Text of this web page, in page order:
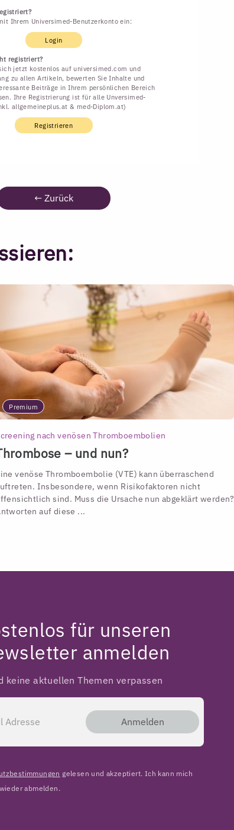
Ihrem Universimed-Benutzerkonto ein:
Login
registriert?
jetzt kostenlos auf universimed.com und
zu allen Artikeln, bewerten Sie Inhalte und
Beiträge in Ihrem persönlichen Bereich
Ihre Registrierung ist für alle Unversimed-
allgemeineplus.at & med-Diplom.at)
Registrieren
← Zurück
Premium
nach venösen Thromboembolien
– und nun?
venöse Thromboembolie (VTE) kann überraschend
Insbesondere, wenn Risikofaktoren nicht
sind. Muss die Ursache nun abgeklärt werden?
auf diese ...
für unseren
anmelden
keine aktuellen Themen verpassen
Anmelden
gelesen und akzeptiert. Ich kann mich
abmelden.